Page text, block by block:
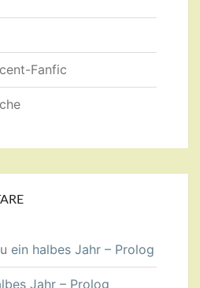
Fanfic
ein halbes Jahr – Prolog
Jahr – Prolog